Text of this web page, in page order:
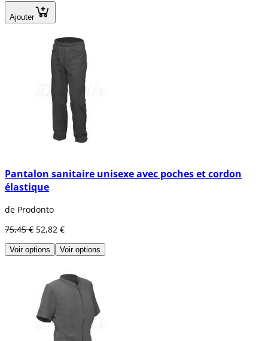
Ajouter
Pantalon sanitaire unisexe avec poches et cordon
élastique
de Prodonto
75,45 € 52,82 €
Voir options Voir options